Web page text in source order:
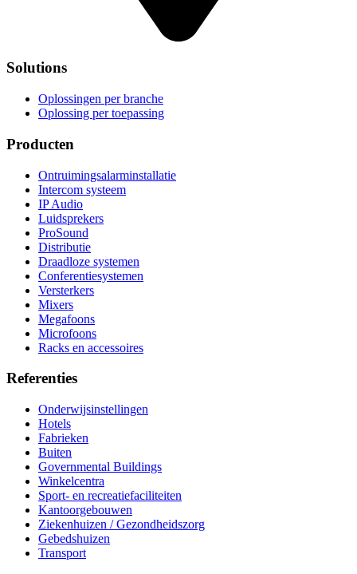
Solutions
Oplossingen per branche
Oplossing per toepassing
Producten
Ontruimingsalarminstallatie
Intercom systeem
IP Audio
Luidsprekers
ProSound
Distributie
Draadloze systemen
Conferentiesystemen
Versterkers
Mixers
Megafoons
Microfoons
Racks en accessoires
Referenties
Onderwijsinstellingen
Hotels
Fabrieken
Buiten
Governmental Buildings
Winkelcentra
Sport- en recreatiefaciliteiten
Kantoorgebouwen
Ziekenhuizen / Gezondheidszorg
Gebedshuizen
Transport